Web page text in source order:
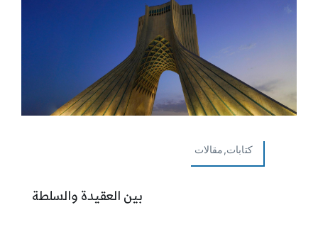
كتابات,مقالات
بين العقيدة والسلطة